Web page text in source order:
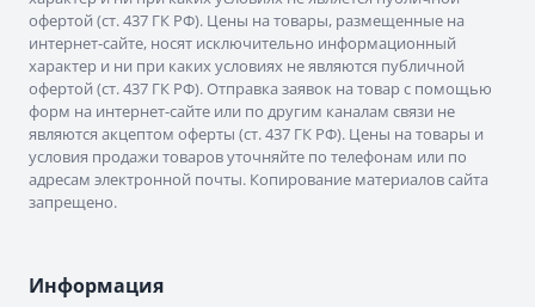
офертой (ст. 437 ГК РФ). Цены на товары, размещенные на
интернет-сайте, носят исключительно информационный
характер и ни при каких условиях не являются публичной
офертой (ст. 437 ГК РФ). Отправка заявок на товар с помощью
форм на интернет-сайте или по другим каналам связи не
являются акцептом оферты (ст. 437 ГК РФ). Цены на товары и
условия продажи товаров уточняйте по телефонам или по
адресам электронной почты. Копирование материалов сайта
запрещено.
Информация